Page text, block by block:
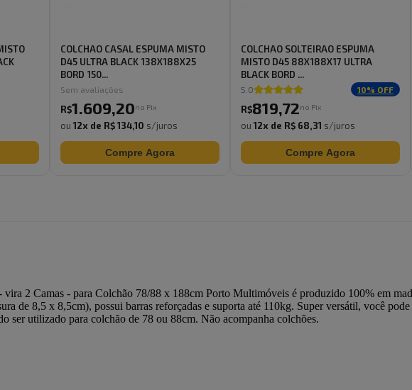
COLCHAO CASAL ESPUMA MISTO
D45 ULTRA BLACK 138X188X25
BORD 150...
Sem avaliações
R$1.609,20no Pix
ou 12x de R$ 134,10 s/juros
Compre Agora
COLCHAO SOLTEIRAO ESPUMA
MISTO D45 88X188X17 ULTRA
BLACK BORD ...
5.0 10% OFF
R$819,72no Pix
ou 12x de R$ 68,31 s/juros
Compre Agora